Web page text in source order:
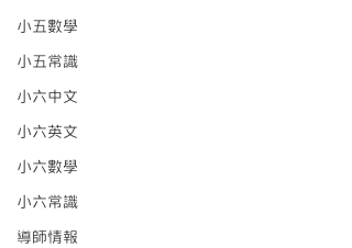
小五數學
小五常識
小六中文
小六英文
小六數學
小六常識
導師情報